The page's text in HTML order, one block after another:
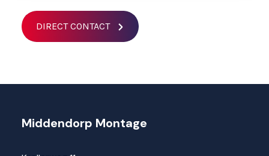
DIRECT CONTACT
Middendorp Montage